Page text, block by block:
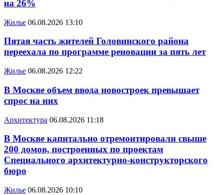
на 26%
Жилье 06.08.2026 13:10
Пятая часть жителей Головинского района
переехала по программе реновации за пять лет
Жилье 06.08.2026 12:22
В Москве объем ввода новостроек превышает
спрос на них
Архитектура 06.08.2026 11:18
В Москве капитально отремонтировали свыше
200 домов, построенных по проектам
Специального архитектурно-конструкторского
бюро
Жилье 06.08.2026 10:10